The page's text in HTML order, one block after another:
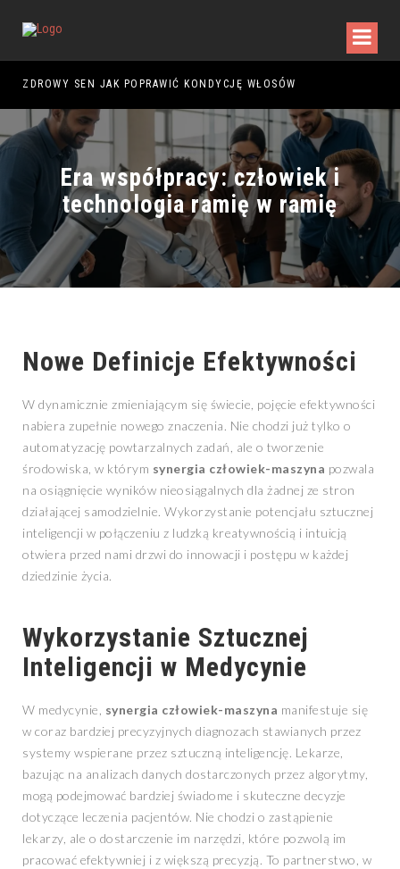
ZDROWY SEN JAK POPRAWIĆ KONDYCJĘ WŁOSÓW
Era współpracy: człowiek i
technologia ramię w ramię
Nowe Definicje Efektywności
W dynamicznie zmieniającym się świecie, pojęcie efektywności
nabiera zupełnie nowego znaczenia. Nie chodzi już tylko o
automatyzację powtarzalnych zadań, ale o tworzenie
środowiska, w którym synergia człowiek-maszyna pozwala
na osiągnięcie wyników nieosiągalnych dla żadnej ze stron
działającej samodzielnie. Wykorzystanie potencjału sztucznej
inteligencji w połączeniu z ludzką kreatywnością i intuicją
otwiera przed nami drzwi do innowacji i postępu w każdej
dziedzinie życia.
Wykorzystanie Sztucznej
Inteligencji w Medycynie
W medycynie, synergia człowiek-maszyna manifestuje się
w coraz bardziej precyzyjnych diagnozach stawianych przez
systemy wspierane przez sztuczną inteligencję. Lekarze,
bazując na analizach danych dostarczonych przez algorytmy,
mogą podejmować bardziej świadome i skuteczne decyzje
dotyczące leczenia pacjentów. Nie chodzi o zastąpienie
lekarzy, ale o dostarczenie im narzędzi, które pozwolą im
pracować efektywniej i z większą precyzją. To partnerstwo, w